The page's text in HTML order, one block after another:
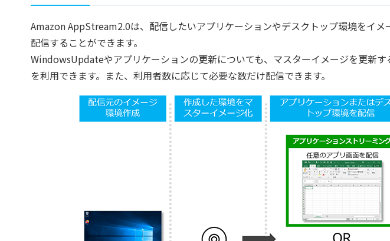
Amazon AppStream2.0は、配信したいアプリケーションやデスクトップ環境をイメ
配信することができます。
WindowsUpdateやアプリケーションの更新についても、マスターイメージを更新
を利用できます。また、利用者数に応じて必要な数だけ配信できます。